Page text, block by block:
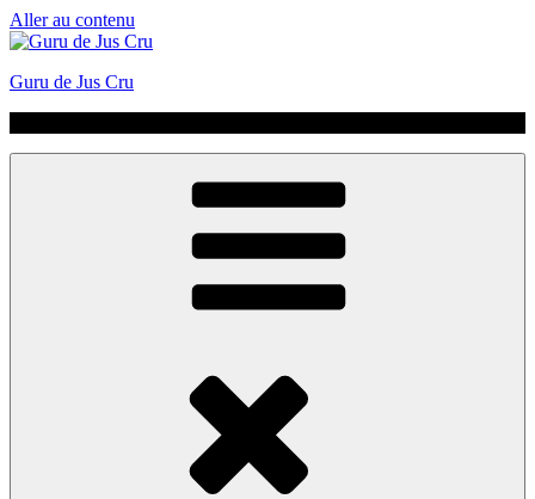
Aller au contenu
Guru de Jus Cru